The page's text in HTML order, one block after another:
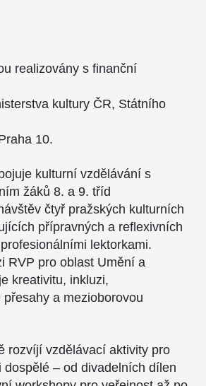
realizovány s finanční
kultury ČR, Státního
10.
kulturní vzdělávání s
žáků 8. a 9. tříd
čtyř pražských kulturních
přípravných a reflexivních
lektorkami.
RVP pro oblast Umění a
kreativitu, inkluzi,
a mezioborovou
rozvíjí vzdělávací aktivity pro
– od divadelních dílen